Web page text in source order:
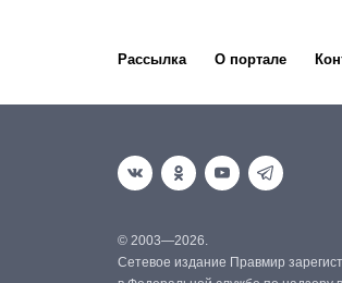
Рассылка О портале
© 2003—2026.
Сетевое издание Правмир